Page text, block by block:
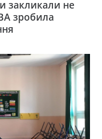
закликали не
зробила